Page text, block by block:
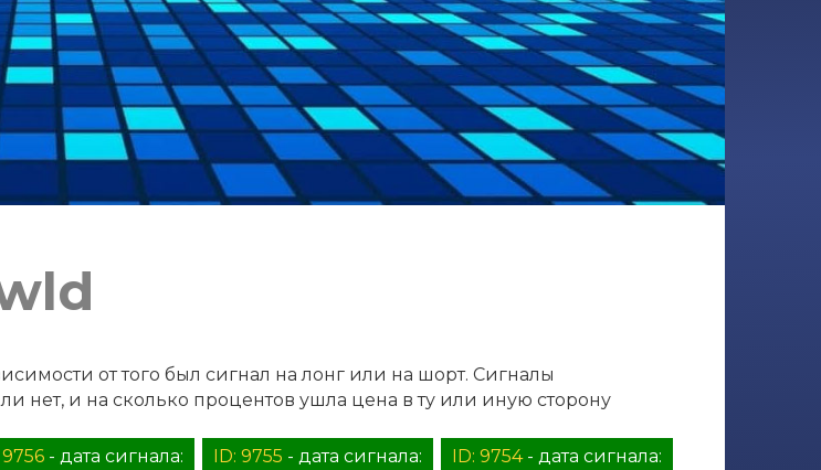
от того был сигнал на лонг или на шорт. Сигналы
нет, и на сколько процентов ушла цена в ту или иную сторону
9756 - дата сигнала:
ID: 9755 - дата сигнала:
ID: 9754- дата сигнала: